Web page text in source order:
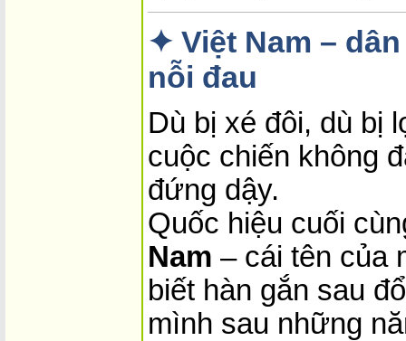
✦ Việt Nam –
nỗi đau
Dù bị xé đôi, dù bị
cuộc chiến không
đứng dậy.
Quốc hiệu cuối
Nam – cái tên của
biết hàn gắn sau
mình sau những